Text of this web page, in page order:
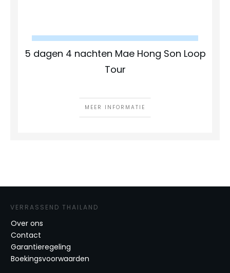
5 dagen 4 nachten Mae Hong Son Loop
Tour
MEER INFORMATIE
VERRASSEND THAILAND
Over ons
Contact
Garantieregeling
Boekingsvoorwaarden